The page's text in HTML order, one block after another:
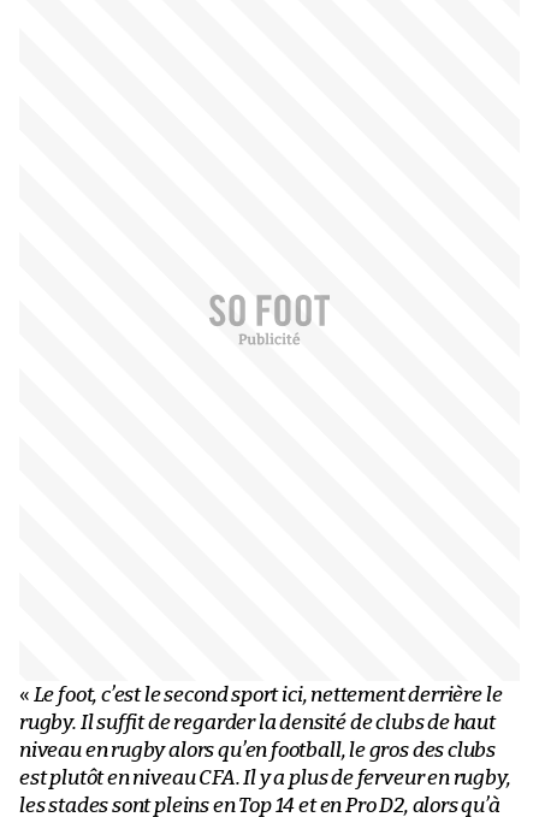
« Le foot, c’est le second sport ici, nettement derrière le
rugby. Il suffit de regarder la densité de clubs de haut
niveau en rugby alors qu’en football, le gros des clubs
est plutôt en niveau CFA. Il y a plus de ferveur en rugby,
les stades sont pleins en Top 14 et en Pro D2, alors qu’à